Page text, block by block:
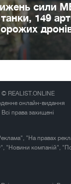
сили
149
© REALIST.ONLINE
онлайн-видання
Всі права захищені
"На правах
"Новини компаній",